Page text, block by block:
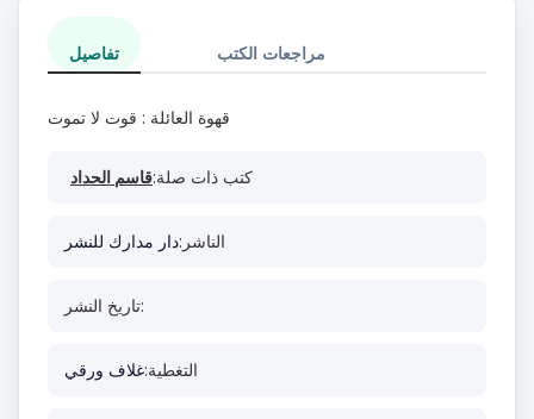
تفاصيل مراجعات الكتب
قهوة العائلة : قوت لا تموت
كتب ذات صلة:قاسم الحداد
الناشر:دار مدارك للنشر
تاريخ النشر:
التغطية:غلاف ورقي